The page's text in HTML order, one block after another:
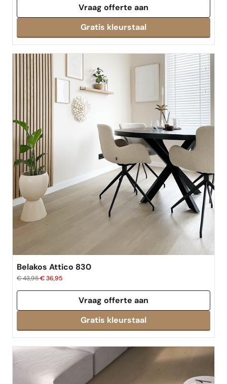
Vraag offerte aan
Belakos Attico 830
€ 43,95€ 36,95
Vraag offerte aan